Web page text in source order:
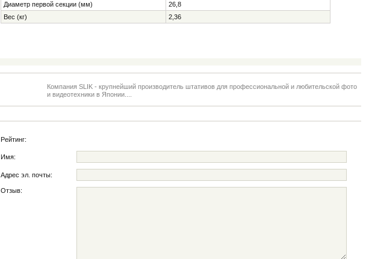
Диаметр первой секции (мм)
26,8
Вес (кг)
2,36
Компания SLIK - крупнейший производитель штативов для профессиональной и любительской фото
и видеотехники в Японии....
Рейтинг:
Имя:
Адрес эл. почты:
Отзыв: